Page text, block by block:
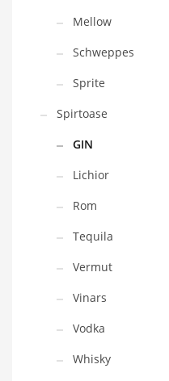
Mellow
Schweppes
Sprite
Spirtoase
GIN
Lichior
Rom
Tequila
Vermut
Vinars
Vodka
Whisky